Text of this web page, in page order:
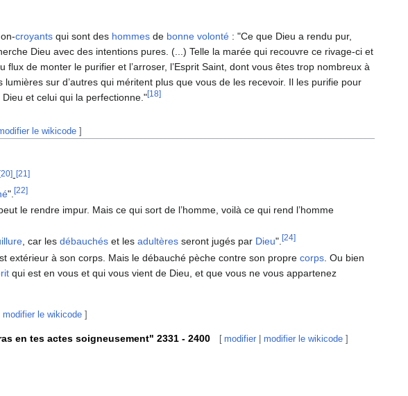
croyants qui sont des hommes de bonne volonté : "Ce que Dieu a rendu pur,
Dieu avec des intentions pures. (...) Telle la marée qui recouvre ce rivage-ci et
de monter le purifier et l’arroser, l’Esprit Saint, dont vous êtes trop nombreux à
sur d’autres qui méritent plus que vous de les recevoir. Il les purifie pour
et celui qui la perfectionne."[18]
le wikicode ]
[20]-[21]
".[22]
le rendre impur. Mais ce qui sort de l’homme, voilà ce qui rend l’homme
, car lesdébauchés et lesadultères seront jugés par Dieu".[24]
extérieur à son corps. Mais le débauché pèche contre son proprecorps . Ou bien
qui est en vous et qui vous vient de Dieu, et que vous ne vous appartenez
|modifier le wikicode ]
en tes actes soigneusement" 2331 - 2400 [ modifier |modifier le wikicode ]